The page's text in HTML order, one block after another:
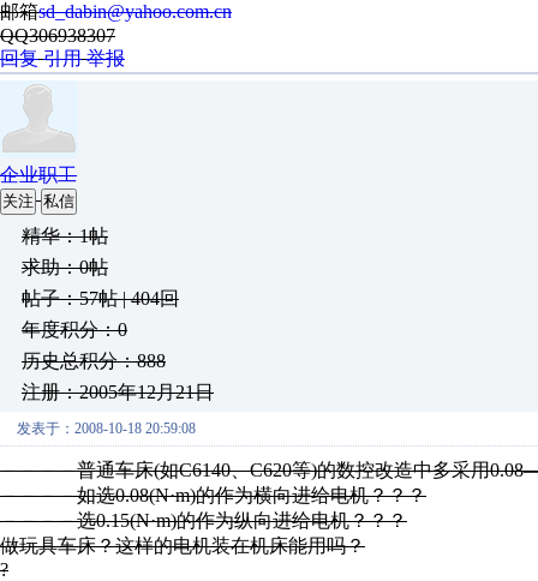
邮箱sd_dabin@yahoo.com.cn
QQ306938307
回复 引用 举报
企业职工
关注 私信
精华：1帖
求助：0帖
帖子：57帖 | 404回
年度积分：0
历史总积分：888
注册：2005年12月21日
发表于：2008-10-18 20:59:08
－－－－普通车床(如C6140、C620等)的数控改造中多采用
－－－－如选0.08(N·m)的作为横向进给电机？？？
－－－－选0.15(N·m)的作为纵向进给电机？？？
做玩具车床？这样的电机装在机床能用吗？
?